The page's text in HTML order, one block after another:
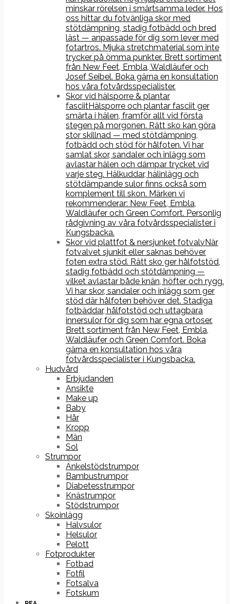
minskar rörelsen i smärtsamma leder. Hos
oss hittar du fotvänliga skor med
stötdämpning, stadig fotbädd och bred
läst — anpassade för dig som lever med
fotartros. Mjuka stretchmaterial som inte
trycker på ömma punkter. Brett sortiment
från New Feet, Embla, Waldläufer och
Josef Seibel. Boka gärna en konsultation
hos våra fotvårdsspecialister.
Skor vid hälsporre & plantar
fasciitHälsporre och plantar fasciit ger
smärta i hälen, framför allt vid första
stegen på morgonen. Rätt sko kan göra
stor skillnad — med stötdämpning,
fotbädd och stöd för hålfoten. Vi har
samlat skor, sandaler och inlägg som
avlastar hälen och dämpar trycket vid
varje steg. Hälkuddar, hälinlägg och
stötdämpande sulor finns också som
komplement till skon. Märken vi
rekommenderar: New Feet, Embla,
Waldläufer och Green Comfort. Personlig
rådgivning av våra fotvårdsspecialister i
Kungsbacka.
Skor vid plattfot & nersjunket fotvalvNär
fotvalvet sjunkit eller saknas behöver
foten extra stöd. Rätt sko ger hålfotstöd,
stadig fotbädd och stötdämpning —
vilket avlastar både knän, höfter och rygg.
Vi har skor, sandaler och inlägg som ger
stöd där hålfoten behöver det. Stadiga
fotbäddar, hålfotstöd och uttagbara
innersulor för dig som har egna ortoser.
Brett sortiment från New Feet, Embla,
Waldläufer och Green Comfort. Boka
gärna en konsultation hos våra
fotvårdsspecialister i Kungsbacka.
Hudvård
Erbjudanden
Ansikte
Make up
Baby
Hår
Kropp
Män
Sol
Strumpor
Ankelstödstrumpor
Bambustrumpor
Diabetesstrumpor
Knästrumpor
Stödstrumpor
Skoinlägg
Halvsulor
Helsulor
Pelott
Fotprodukter
Fotbad
Fotfil
Fotsalva
Fotskum